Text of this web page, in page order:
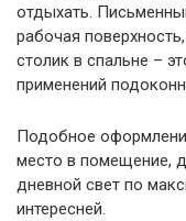
отдыхать.
рабочая
столик в спальне –
применений
Подобное
место в помещение,
дневной свет по
интересней.